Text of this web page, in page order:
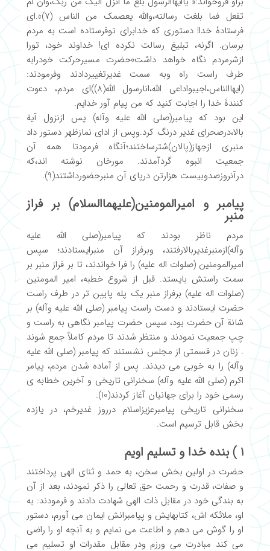
تفعل فما بلغت رسالته،والله یعصمک من الناس (7)».ای
فرستادۀ خدا! دستوری که خدابرای توفرستاده است به مردم
برسان. اگرنه، تبلیغ رسالت نکرده ای! خداوند خود، تورا
ازشرمردم نگاه خواهد داشت0حضرت مسیرحرکت خودرابه
طرف راست راه وبه سمت غدیرتغییردادند وفرمودند:
(ایهاالناس،اجیبواداعی الله،انارسول الله(8))ای مردم، دعوت
کنندۀ خدا را اجابت کنید که من پیام آور خدایم.
این بود که پیامبر(صلی الله علیه وآله) پس ازنزول آیة
بالا،درصحرای غدیر درنگ کرد.وپس از ادای نمازظهر دستور داد
منبری ازجهاز(پالان)شترساختند؛آنگاه فرمودتا همه آن
جمعیت انبوه گردآمدند. مورخان نوشته اند،که
درآنروزصدوبیست هزارتن درپای آن منبرحضورداشتند(9).
پیامبر و امیرالمومنین(علیهماالسلام) بر فراز
منبر
مردم ناظر بودند که پیامبر(صلی الله علیه
وآله)ازمنبرغدیربالارفتند، وبرفراز آن منبرایستادند؛ سپس
امیرالمومنین (صلوات اله علیه) را فرا خواندند، تا بر فراز منبر بر
سمت راستش بایستد. قبل از شروع خطبه، امیر المومنین
(صلوات اله علیه) برفراز منبر یک پله پایین تر در طرف راست
حضرت ایستادند و دست راست پیامبر (صلی الله علیه وآله) بر
شانة آن حضرت بود، سپس حضرت پیامبر نگاهی به راست و
چپ جمعیت نمودند و منتظر شدند تا مردم کاملاً جمع شوند
. زنان در قسمتی از مجلس نشستند که پیامبر (صلی الله علیه
وآله) را به خوبی می دیدند. پس از آماده شدن مردم، پیامر
اکرم (صلی الله علیه وآله) سخنرانی تاریخی و آخرین خطابه ی
رسمی خود را برای جهانیان آغاز کردند(10).
سخنرانی تاریخی پیامبرعزیزاسلام درروز غدیرخم، در یازده
بخش قابل ترسیم است.
1 ) بنده خدا و تسلیم اویم
حضرت در اولین بخش سخن، به حمد و ثنای الهی پرداختند
و صفات، قدرت و رحمت حق تعالی را ذکر نمودند، بعد از آن
به بندگی خود در مقابل ذات الهی شهادت دادند و فرمودند: به
او، ملائکه اش، کتابهایش و پیامبرانش ایمان می آورم، دستور
او را گوش می دهم و اطاعت می نمایم و به آنچه او را راضی
می کند مبادرت می ورزم ودر مقابل مقدرات او تسلیم می